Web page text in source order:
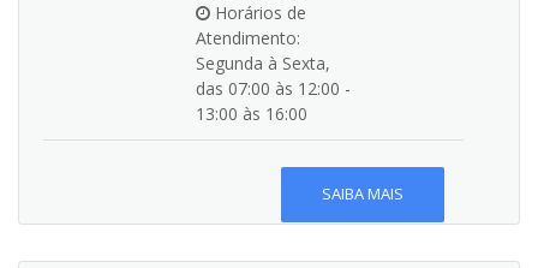
Horários de
Atendimento:
Segunda à Sexta,
das 07:00 às 12:00 -
13:00 às 16:00
SAIBA MAIS